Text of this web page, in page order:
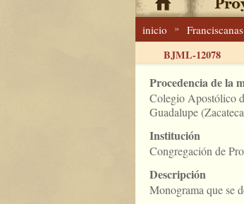
inicio » Franciscanas
BJML-12078
Procedencia de la
Colegio Apostólico
Guadalupe
Institución
Congregación de
Descripción
Monograma que se